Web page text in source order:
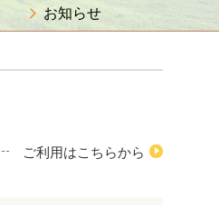
お知らせ
ご利用はこちらから